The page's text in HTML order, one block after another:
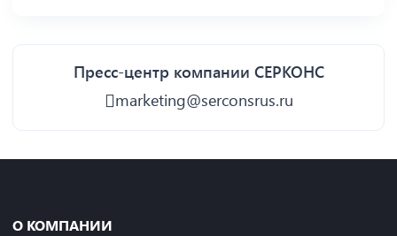
Пресс-центр компании СЕРКОНС
marketing@serconsrus.ru
О КОМПАНИИ